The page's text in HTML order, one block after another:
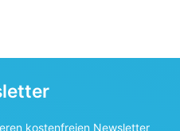
kostenfreien Newsletter